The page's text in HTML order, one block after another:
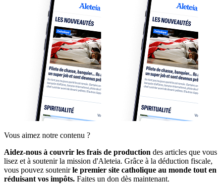
Vous aimez notre contenu ?
Aidez-nous à couvrir les frais de production des articles que vous
lisez et à soutenir la mission d'Aleteia. Grâce à la déduction fiscale,
vous pouvez soutenirle premier site catholique au monde tout en
réduisant vos impôts. Faites un don dès maintenant.